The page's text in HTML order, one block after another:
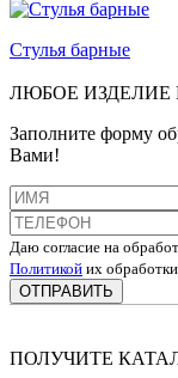
Стулья барные
ЛЮБОЕ
Заполните форму
Вами!
Даю согласие на
Политикой их обработки
ОТПРАВИТЬ
ПОЛУЧИТЕ